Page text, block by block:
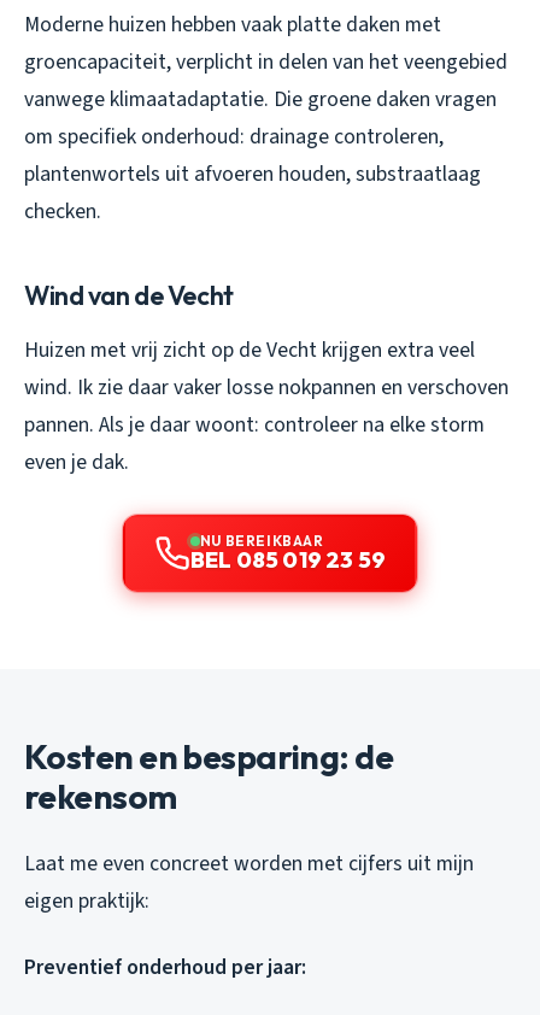
Moderne huizen hebben vaak platte daken met
groencapaciteit, verplicht in delen van het veengebied
vanwege klimaatadaptatie. Die groene daken vragen
om specifiek onderhoud: drainage controleren,
plantenwortels uit afvoeren houden, substraatlaag
checken.
Wind van de Vecht
Huizen met vrij zicht op de Vecht krijgen extra veel
wind. Ik zie daar vaker losse nokpannen en verschoven
pannen. Als je daar woont: controleer na elke storm
even je dak.
NU BEREIKBAAR
BEL 085 019 23 59
Kosten en besparing: de
rekensom
Laat me even concreet worden met cijfers uit mijn
eigen praktijk:
Preventief onderhoud per jaar: